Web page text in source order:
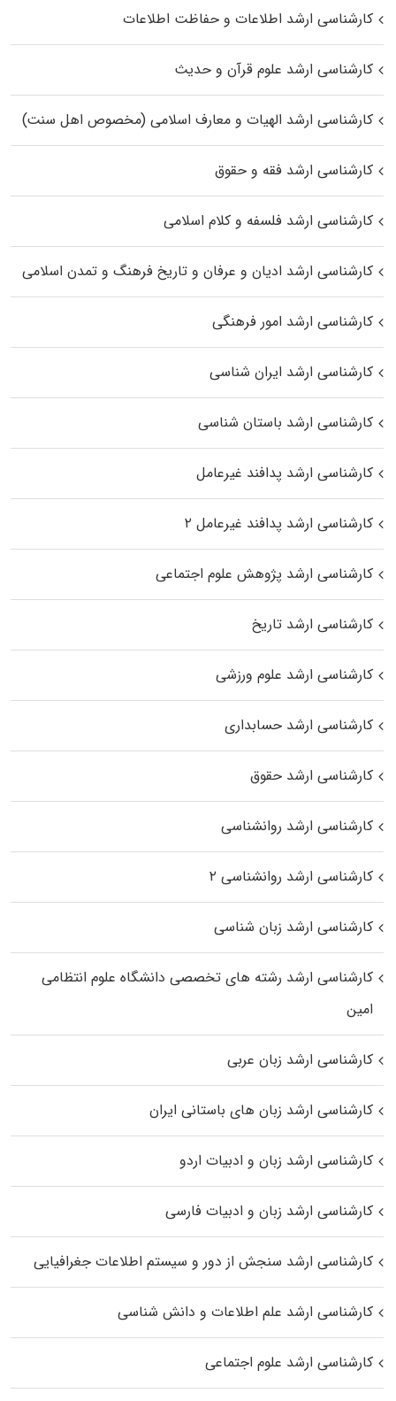
کارشناسی ارشد اطلاعات و حفاظت اطلاعات
کارشناسی ارشد علوم قرآن و حدیث
کارشناسی ارشد الهیات و معارف اسلامی (مخصوص اهل سنت)
کارشناسی ارشد فقه و حقوق
کارشناسی ارشد فلسفه و کلام اسلامی
کارشناسی ارشد ادیان و عرفان و تاریخ فرهنگ و تمدن اسلامی
کارشناسی ارشد امور فرهنگی
کارشناسی ارشد ایران شناسی
کارشناسی ارشد باستان شناسی
کارشناسی ارشد پدافند غیرعامل
کارشناسی ارشد پدافند غیرعامل ۲
کارشناسی ارشد پژوهش علوم اجتماعی
کارشناسی ارشد تاریخ
کارشناسی ارشد علوم ورزشی
کارشناسی ارشد حسابداری
کارشناسی ارشد حقوق
کارشناسی ارشد روانشناسی
کارشناسی ارشد روانشناسی ۲
کارشناسی ارشد زبان شناسی
کارشناسی ارشد رﺷﺘﻪ ﻫﺎی تخصصی داﻧﺸﮕﺎه ﻋﻠﻮم انتظامی
اﻣﻴﻦ
کارشناسی ارشد زبان عربی
کارشناسی ارشد زبان‌ های باستانی ایران
کارشناسی ارشد زبان و ادبیات اردو
کارشناسی ارشد زبان و ادبیات فارسی
کارشناسی ارشد سنجش از دور و سیستم اطلاعات جغرافیایی
کارشناسی ارشد علم اطلاعات و دانش شناسی
کارشناسی ارشد علوم اجتماعی